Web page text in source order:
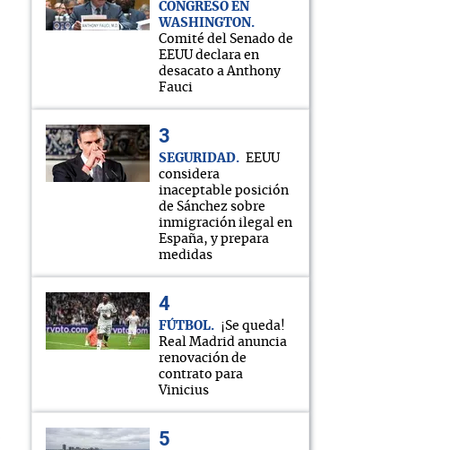
CONGRESO EN
WASHINGTON
Comité del Senado de
EEUU declara en
desacato a Anthony
Fauci
SEGURIDAD
EEUU
considera
inaceptable posición
de Sánchez sobre
inmigración ilegal en
España, y prepara
medidas
FÚTBOL
¡Se queda!
Real Madrid anuncia
renovación de
contrato para
Vinicius